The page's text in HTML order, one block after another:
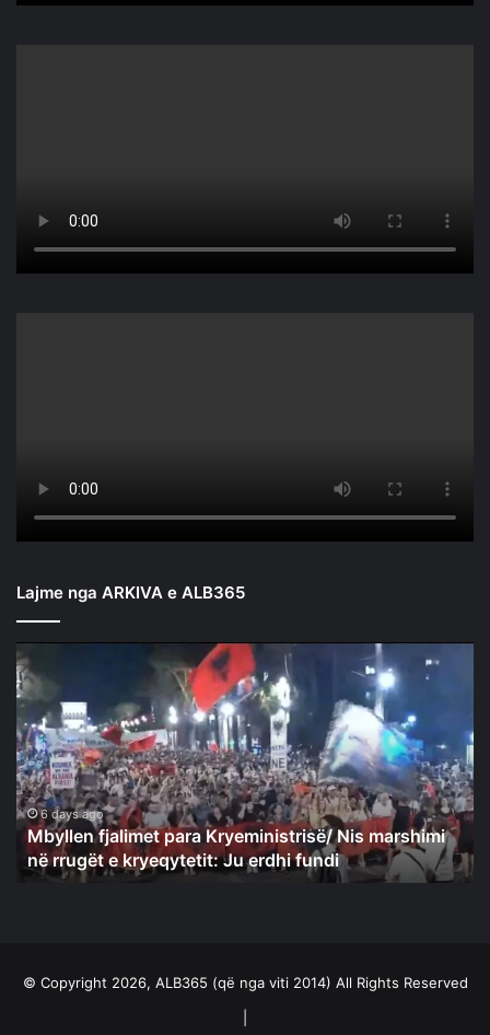
Lajme nga ARKIVA e ALB365
Mbyllen
fjalimet
para
Kryeministrisë/
Nis
marshimi
në
rrugët
kryeqytetit:
6 days ago
Mbyllen fjalimet para Kryeministrisë/ Nis marshimi
në rrugët e kryeqytetit: Ju erdhi fundi
© Copyright 2026, ALB365 (që nga viti 2014) All Rights Reserved